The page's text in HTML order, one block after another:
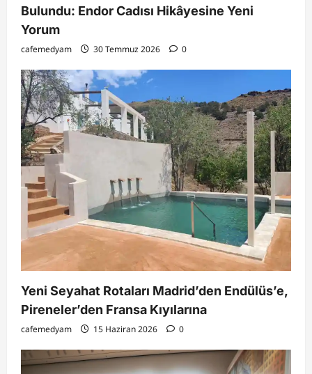
Bulundu: Endor Cadısı Hikâyesine Yeni
Yorum
cafemedyam 30 Temmuz 2026 0
Yeni Seyahat Rotaları Madrid’den Endülüs’e,
Pireneler’den Fransa Kıyılarına
cafemedyam 15 Haziran 2026 0